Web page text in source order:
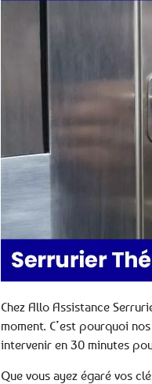
Chez Allo Assistance
moment. C’est pourquoi
intervenir en 30 minutes
Que vous ayez égaré vos